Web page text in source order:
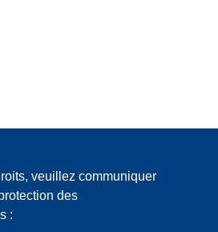
veuillez communiquer
des
: